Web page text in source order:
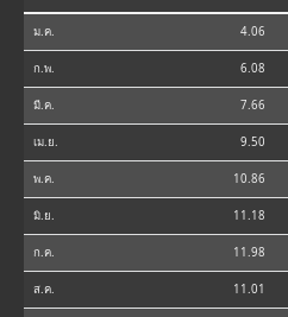
ม.ค. 4.06
ก.พ. 6.08
มี.ค. 7.66
เม.ย. 9.50
พ.ค. 10.86
มิ.ย. 11.18
ก.ค. 11.98
ส.ค. 11.01